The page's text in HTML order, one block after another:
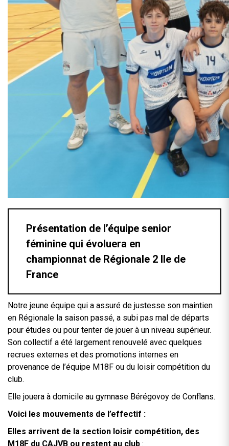
Présentation de l’équipe senior
féminine qui évoluera en
championnat de Régionale 2 Ile de
France
Notre jeune équipe qui a assuré de justesse son maintien
en Régionale la saison passé, a subi pas mal de départs
pour études ou pour tenter de jouer à un niveau supérieur.
Son collectif a été largement renouvelé avec quelques
recrues externes et des promotions internes en
provenance de l’équipe M18F ou du loisir compétition du
club.
Elle jouera à domicile au gymnase Bérégovoy de Conflans.
Voici les mouvements de l’effectif :
Elles arrivent de la section loisir compétition, des
M18F du CAJVB ou restent au club :